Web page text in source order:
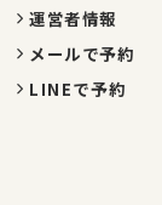
運営者情報
メールで予約
LINEで予約